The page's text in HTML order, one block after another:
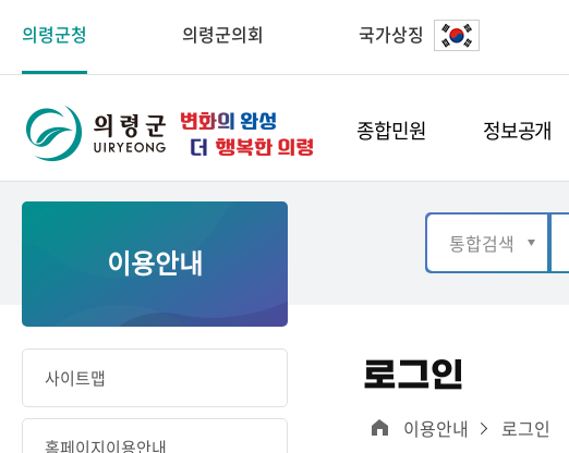
의령군청 의령군의회 국가상징
종합민원 정보공개
이용안내
사이트맵
홈페이지이용안내
로그인
이용안내 로그인